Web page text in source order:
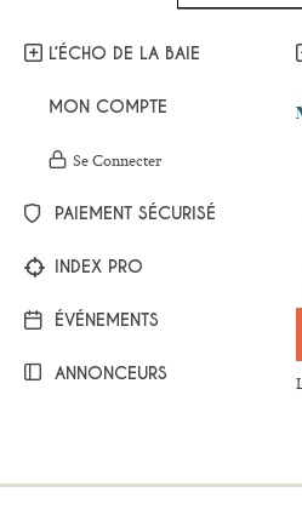
L’ÉCHO DE LA BAIE
MON COMPTE
Se Connecter
PAIEMENT SÉCURISÉ
INDEX PRO
ÉVÉNEMENTS
ANNONCEURS